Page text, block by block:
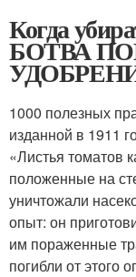
Когда
БОТВА
1000 полезных
изданной в 1911
«Листья томатов
положенные на
уничтожали
опыт: он
им пораженные
погибли от этого